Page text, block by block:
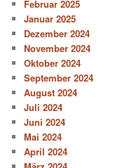
Februar 2025
Januar 2025
Dezember 2024
November 2024
Oktober 2024
September 2024
August 2024
Juli 2024
Juni 2024
Mai 2024
April 2024